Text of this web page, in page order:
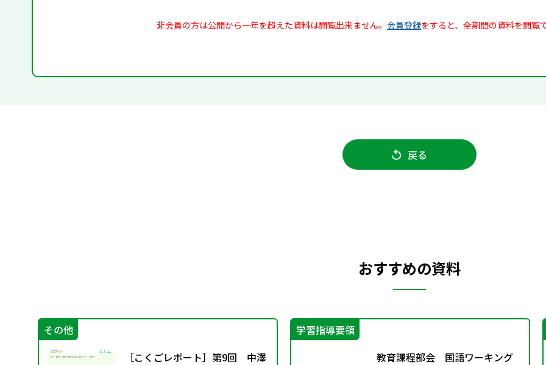
非会員の方は公開から一年を超えた資料は閲覧出来ません。 会員登録をすると、全期間の資料を閲覧
戻る
おすすめの資料
その他
［こくごレポート］第9回 中澤
学習指導要領
教育課程部会 国語ワーキング